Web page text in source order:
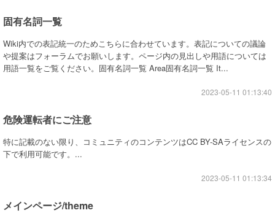
固有名詞一覧
Wiki内での表記統一のためこちらに合わせています。表記についての議論
や提案はフォーラムでお願いします。ページ内の見出しや用語については
用語一覧をご覧ください。固有名詞一覧 Area固有名詞一覧 It...
2023-05-11 01:13:40
危険運転者にご注意
特に記載のない限り、コミュニティのコンテンツはCC BY-SAライセンスの
下で利用可能です。...
2023-05-11 01:13:34
メインページ/theme